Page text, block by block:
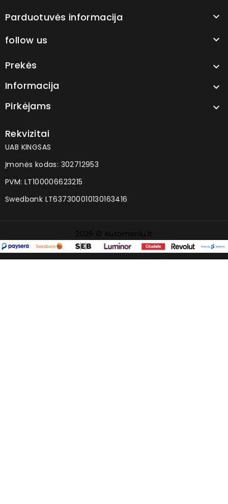
Parduotuvės informacija 
follow us 
Prekės 
Informacija 
Pirkėjams 
Rekvizitai
UAB KINGSAS
Įmonės kodas: 302712953
PVM: LT100006623215
Swedbank LT637300010130163416
2026 © Automeniu.lt